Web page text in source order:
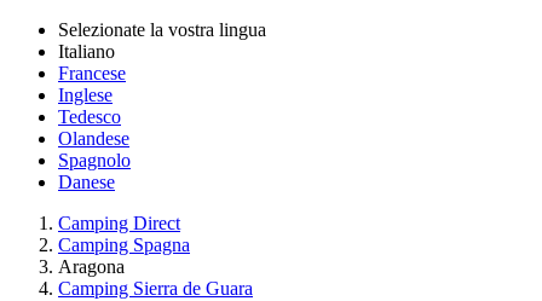
Selezionate la vostra lingua
Italiano
Francese
Inglese
Tedesco
Olandese
Spagnolo
Danese
Camping Direct
Camping Spagna
Aragona
Camping Sierra de Guara